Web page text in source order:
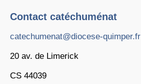
Contact catéchuménat
catechumenat@diocese-quimper.fr
20 av. de Limerick
CS 44039